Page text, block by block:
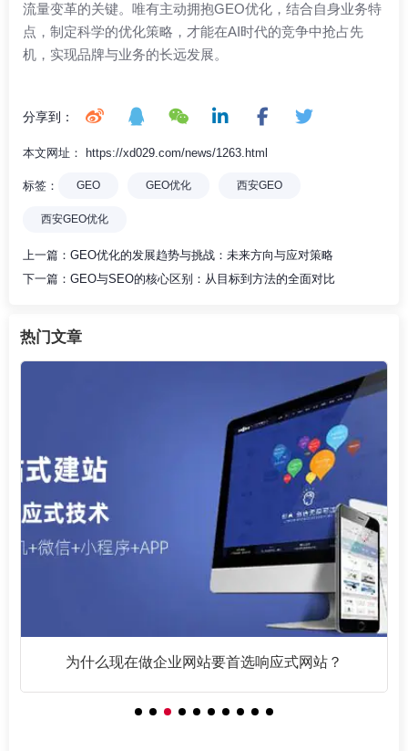
流量变革的关键。唯有主动拥抱GEO优化，结合自身业务特
点，制定科学的优化策略，才能在AI时代的竞争中抢占先
机，实现品牌与业务的长远发展。
分享到：
本文网址： https://xd029.com/news/1263.html
标签： GEO GEO优化 西安GEO
西安GEO优化
上一篇： GEO优化的发展趋势与挑战：未来方向与应对策略
下一篇： GEO与SEO的核心区别：从目标到方法的全面对比
热门文章
为什么现在做企业网站要首选响应式网站？